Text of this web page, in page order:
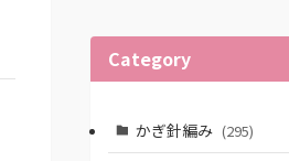
Category
かぎ針編み (295)